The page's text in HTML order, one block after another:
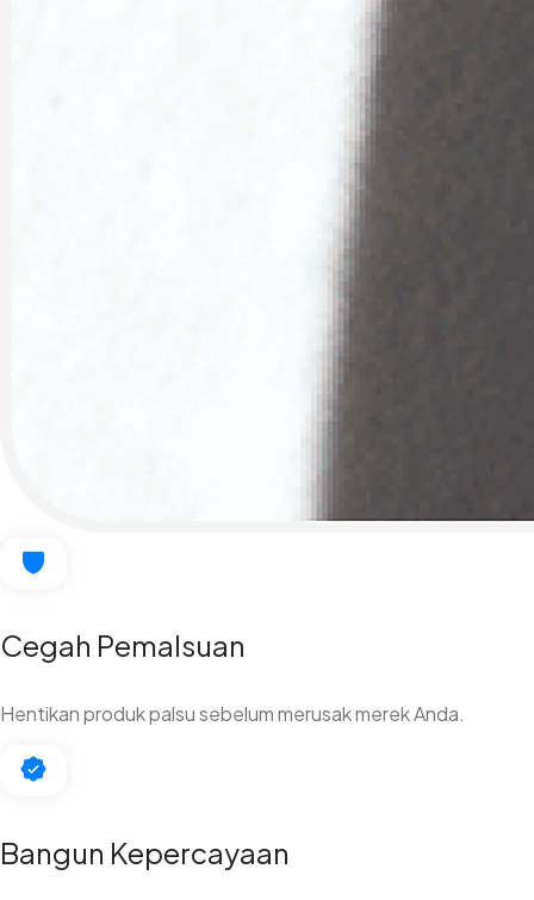
Cegah Pemalsuan
Hentikan produk palsu sebelum merusak merek Anda.
Bangun Kepercayaan